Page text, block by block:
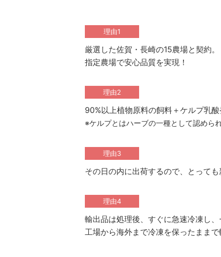
理由1
厳選した佐賀・長崎の15農場と契約。
指定農場で安心品質を実現！
理由2
90%以上植物原料の飼料＋ケルプ乳
※ケルプとはハーブの一種として認めら
理由3
その日の内に出荷するので、とって
理由4
輸出品は処理後、すぐに急速冷凍し
工場から海外まで冷凍を保ったまま